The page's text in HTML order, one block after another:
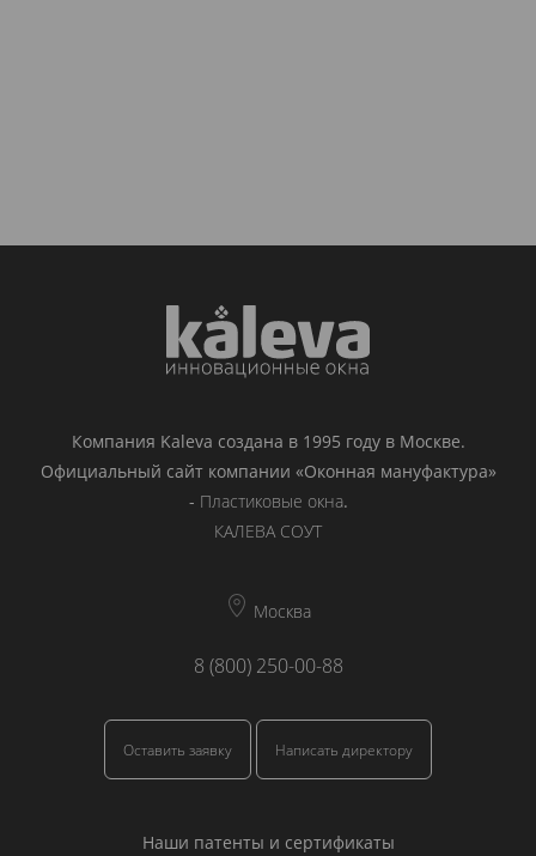
Компания Kaleva создана в 1995 году в Москве.
Официальный сайт компании «Оконная мануфактура»
- Пластиковые окна.
КАЛЕВА СОУТ
Москва
8 (800) 250-00-88
Оставить заявку Написать директору
Наши патенты и сертификаты